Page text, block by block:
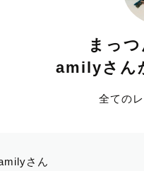
まっ
amilyさん
全ての
さん